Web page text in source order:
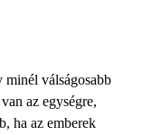
válságosabb
az egységre,
ha az emberek